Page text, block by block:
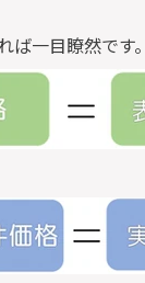
一目瞭然です。